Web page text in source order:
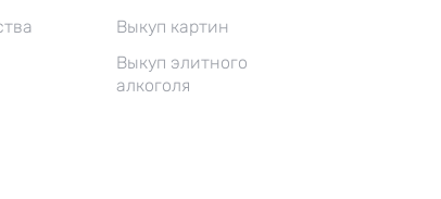
Выкуп картин
Выкуп элитного
алкоголя